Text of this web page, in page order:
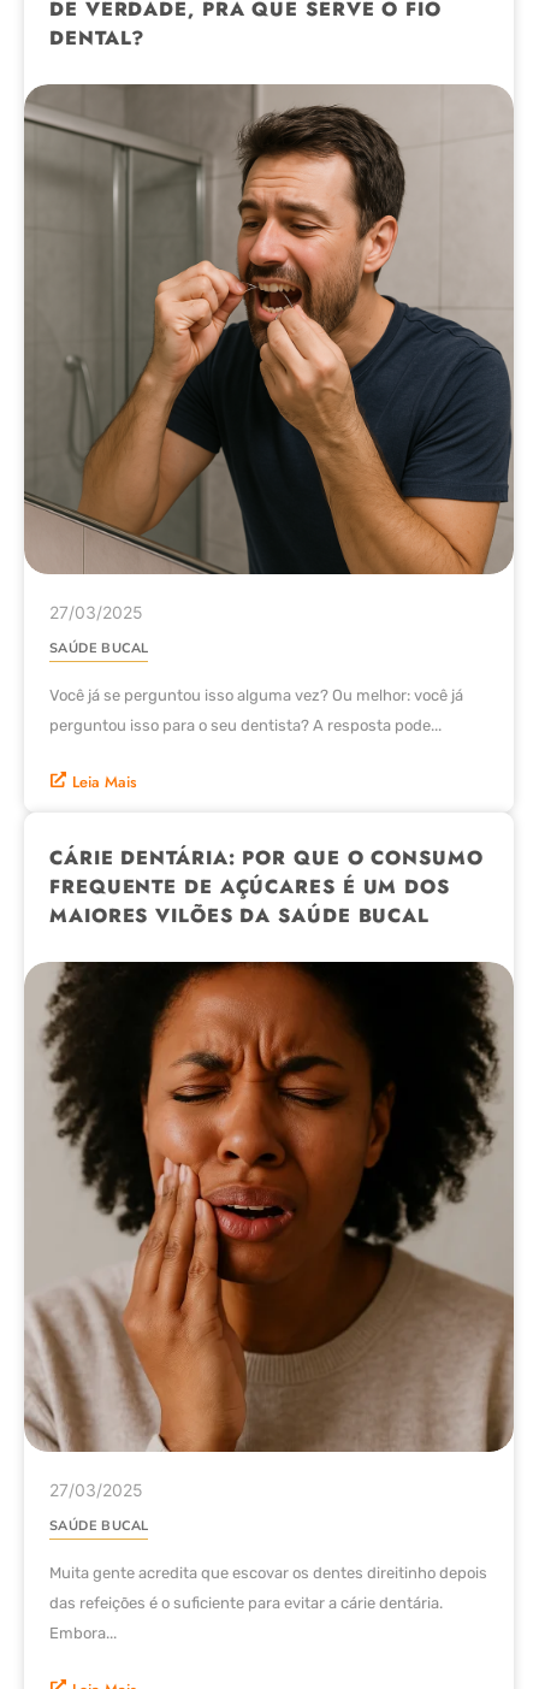
DE VERDADE, PRA QUE SERVE O FIO
DENTAL?
27/03/2025
SAÚDE BUCAL
Você já se perguntou isso alguma vez? Ou melhor: você já
perguntou isso para o seu dentista? A resposta pode...
Leia Mais
CÁRIE DENTÁRIA: POR QUE O CONSUMO
FREQUENTE DE AÇÚCARES É UM DOS
MAIORES VILÕES DA SAÚDE BUCAL
27/03/2025
SAÚDE BUCAL
Muita gente acredita que escovar os dentes direitinho depois
das refeições é o suficiente para evitar a cárie dentária.
Embora...